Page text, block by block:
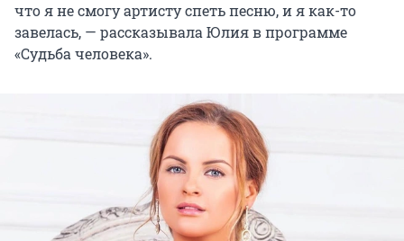
что я не смогу артисту спеть песню, и я как-то
завелась, — рассказывала Юлия в программе
«Судьба человека».